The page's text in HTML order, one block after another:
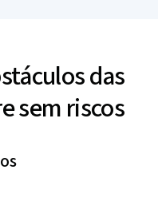
das
sem riscos